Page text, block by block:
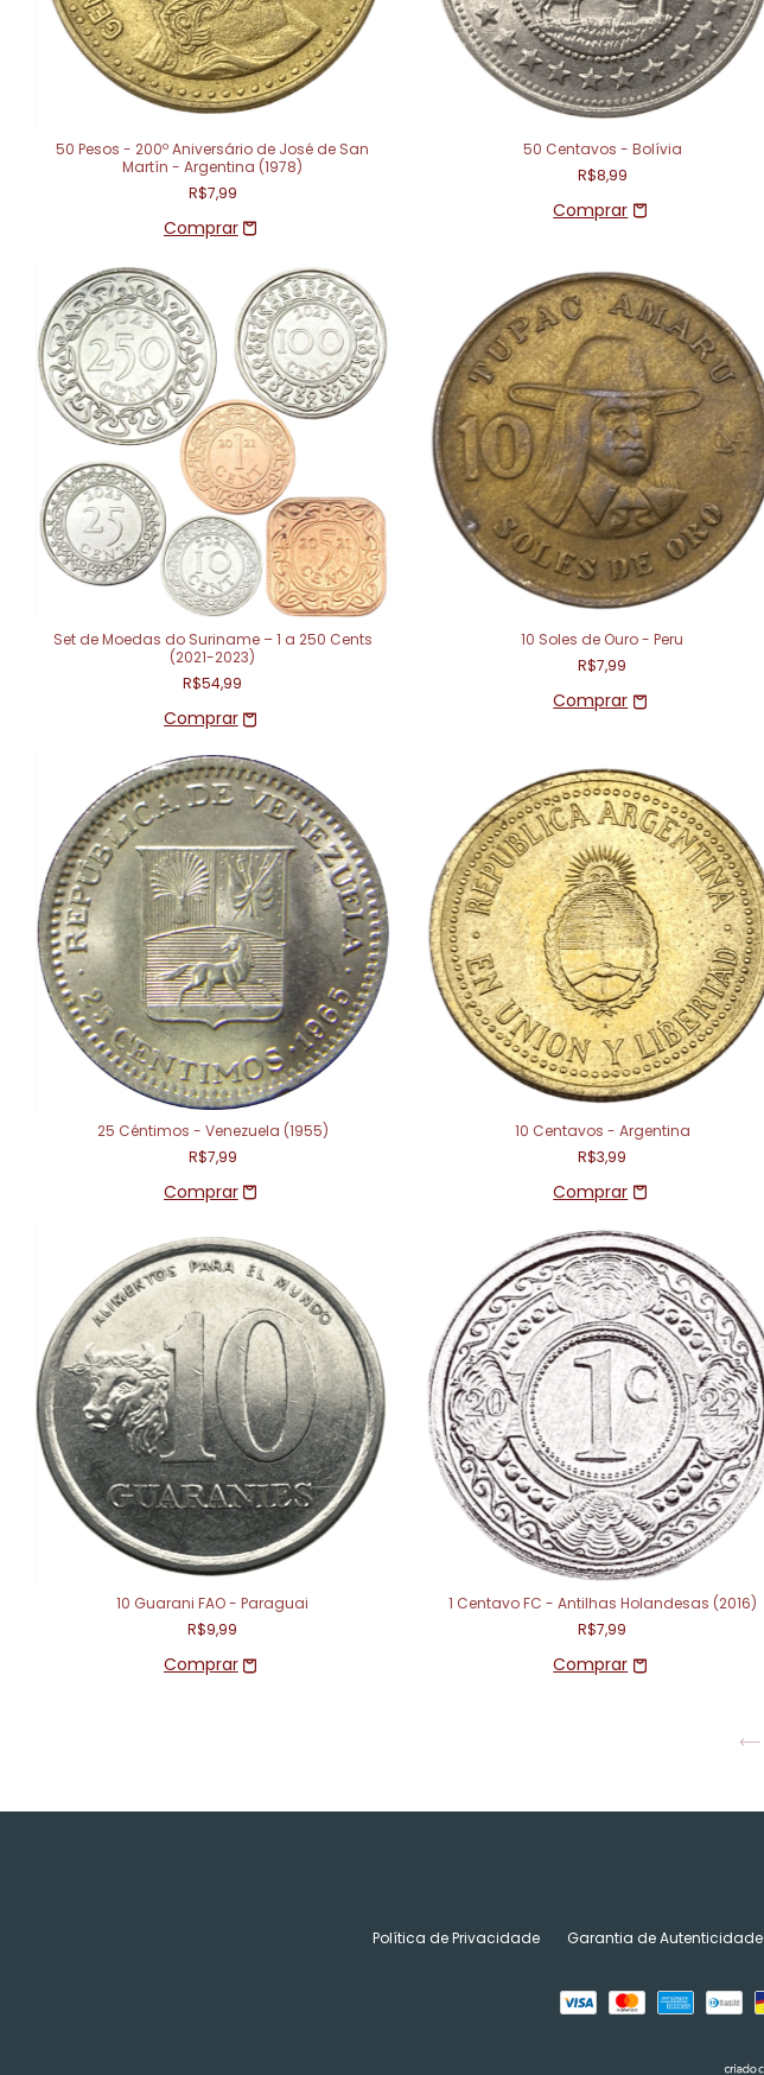
50 Pesos - 200º Aniversário de José de San
Martín - Argentina (1978)
R$7,99
50 Centavos - Bolívia
R$8,99
Set de Moedas do Suriname – 1 a 250 Cents
(2021-2023)
R$54,99
10 Soles de Ouro - Peru
R$7,99
25 Céntimos - Venezuela (1955)
R$7,99
10 Centavos - Argentina
R$3,99
10 Guarani FAO - Paraguai
R$9,99
1 Centavo FC - Antilhas Holandesas (2016)
R$7,99
Política de Privacidade Garantia de Autenticidade